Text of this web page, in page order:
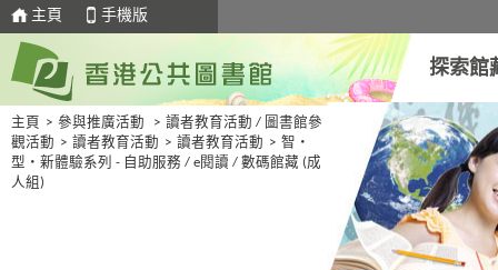
主頁 手機版
探索館
主頁 > 參與推廣活動 > 讀者教育活動 / 圖書館參
觀活動 > 讀者教育活動 > 讀者教育活動 > 智・
型・新體驗系列 - 自助服務 / e閱讀 / 數碼館藏 (成
人組)